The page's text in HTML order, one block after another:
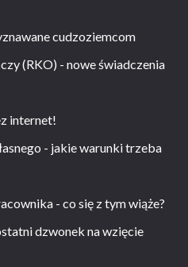
cudzoziemcom
(RKO) - nowe świadczenia
internet!
- jakie warunki trzeba
- co się z tym wiąże?
dzwonek na wzięcie